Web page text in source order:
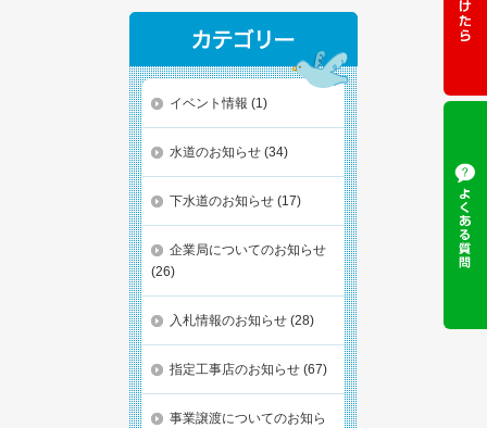
イベント情報 (1)
水道のお知らせ (34)
下水道のお知らせ (17)
企業局についてのお知らせ
(26)
入札情報のお知らせ (28)
指定工事店のお知らせ (67)
事業譲渡についてのお知ら